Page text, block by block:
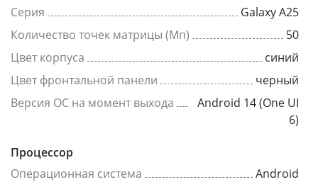
Серия
Galaxy A25
Количество точек матрицы (Мп)
50
Цвет корпуса
синий
Цвет фронтальной панели
черный
Версия ОС на момент выхода
Android 14 (One UI
6)
Процессор
Операционная система
Android